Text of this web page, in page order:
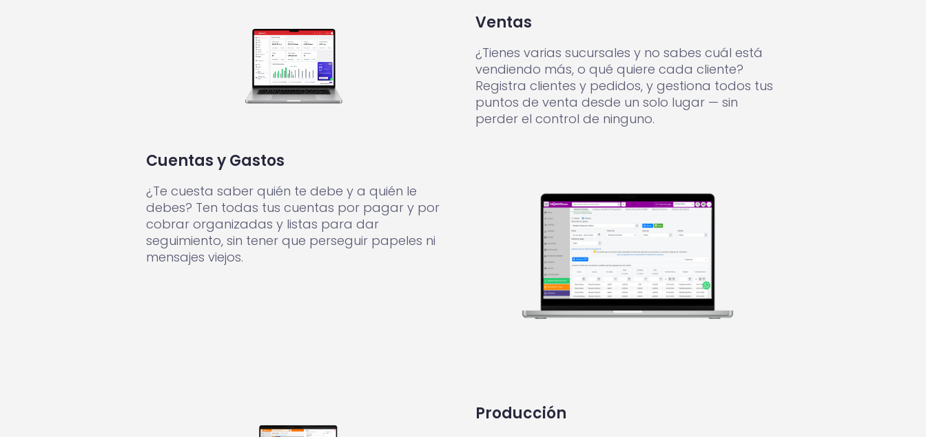
Ventas
¿Tienes varias sucursales y no sabes cuál está
vendiendo más, o qué quiere cada cliente?
Registra clientes y pedidos, y gestiona todos tus
puntos de venta desde un solo lugar — sin
perder el control de ninguno.
Cuentas y Gastos
¿Te cuesta saber quién te debe y a quién le
debes? Ten todas tus cuentas por pagar y por
cobrar organizadas y listas para dar
seguimiento, sin tener que perseguir papeles ni
mensajes viejos.
Producción